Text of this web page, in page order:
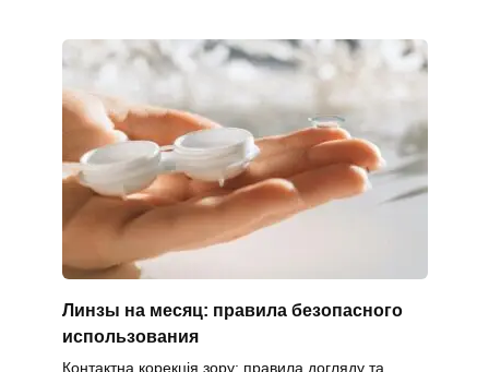
Линзы на месяц: правила безопасного
использования
Контактна корекція зору: правила догляду та